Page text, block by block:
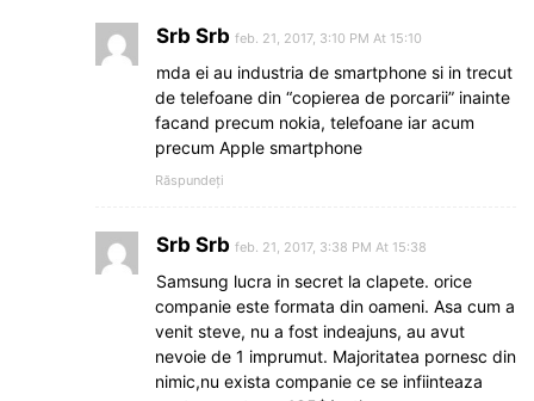
Srb Srb feb. 21, 2017, 3:10 PM At 15:10
mda ei au industria de smartphone si in trecut
de telefoane din “copierea de porcarii” inainte
facand precum nokia, telefoane iar acum
precum Apple smartphone
Răspundeți
Srb Srb feb. 21, 2017, 3:38 PM At 15:38
Samsung lucra in secret la clapete. orice
companie este formata din oameni. Asa cum a
venit steve, nu a fost indeajuns, au avut
nevoie de 1 imprumut. Majoritatea pornesc din
nimic,nu exista companie ce se infiinteaza